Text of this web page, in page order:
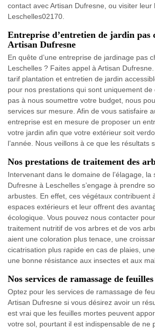
contact avec Artisan Dufresne, ou visiter leur
Leschelles02170.
Entreprise d’entretien de jardin pas
Artisan Dufresne
En quête d’une entreprise de jardinage pas
Leschelles ? Faites appel à Artisan
tarif plantation et entretien de jardin
pour nos prestations qui sont uniquement de
pas à nous soumettre votre budget, nous
services sur mesure. Afin de vous satisfaire
entreprise est en mesure de proposer un
votre jardin afin que votre extérieur soit
l’année. Nous veillons à ce que les résultats
Nos prestations de traitement des
Intervenant dans le domaine de l’élagage, la
Dufresne à Leschelles s’engage à prendre
arbustes. En effet, ces végétaux contribuent
espaces extérieurs et leur offrent des
écologique. Vous pouvez nous contacter
traitement nutritif de vos arbres et de vos
aient une coloration plus tenace, une
cicatrisation plus rapide en cas de plaies,
une bonne résistance aux insectes et aux
Nos services de ramassage de
Optez pour les services de ramassage de
Artisan Dufresne si vous désirez avoir un
est vrai que les feuilles mortes peuvent
votre sol, pourtant il est indispensable de ne